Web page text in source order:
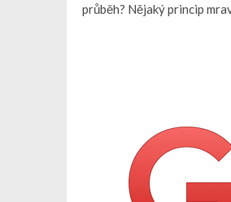
průběh? Nějaký princip